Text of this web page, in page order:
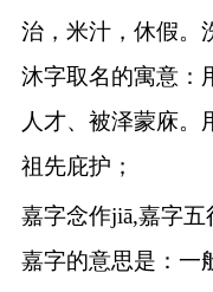
治，米汁，休假。
沐字取名的寓意：
人才、被泽蒙庥。
祖先庇护；
嘉字念作jiā,嘉字五
嘉字的意思是：一